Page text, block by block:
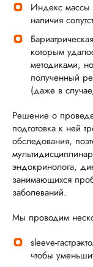
Индекс массы
наличия
которым
методиками,
полученный
(даже в
Решение о
подготовка к ней
обследования,
эндокринолога,
занимающихся
заболеваний.
Мы проводим
sleeve-
чтобы